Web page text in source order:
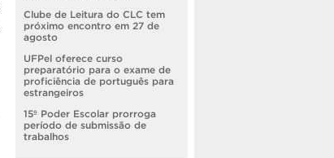
Clube de Leitura do CLC tem
próximo encontro em 27 de
agosto
UFPel oferece curso
preparatório para o exame de
proficiência de português para
estrangeiros
15º Poder Escolar prorroga
período de submissão de
trabalhos